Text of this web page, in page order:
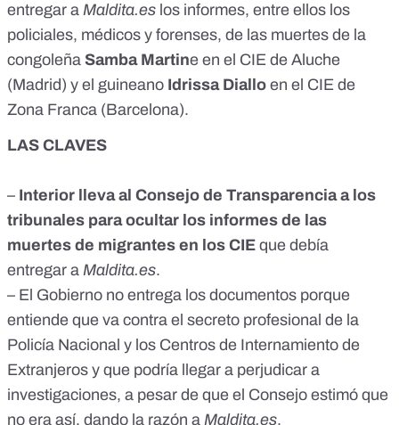
entregar a Maldita.es los informes, entre ellos los
policiales, médicos y forenses, de las muertes de la
congoleña Samba Martine en el CIE de Aluche
(Madrid) y el guineano Idrissa Diallo en el CIE de
Zona Franca (Barcelona).
LAS CLAVES
– Interior lleva al Consejo de Transparencia a los
tribunales para ocultar los informes de las
muertes de migrantes en los CIE que debía
entregar a Maldita.es.
– El Gobierno no entrega los documentos porque
entiende que va contra el secreto profesional de la
Policía Nacional y los Centros de Internamiento de
Extranjeros y que podría llegar a perjudicar a
investigaciones, a pesar de que el Consejo estimó que
no era así, dando la razón a Maldita.es.